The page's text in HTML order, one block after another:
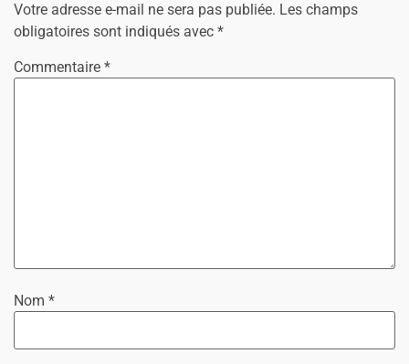
Votre adresse e-mail ne sera pas publiée. Les champs
obligatoires sont indiqués avec *
Commentaire *
Nom *